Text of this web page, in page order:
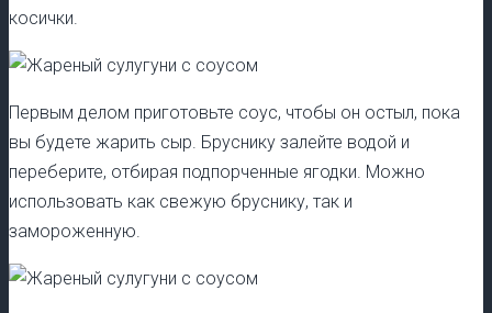
косички.
Первым делом приготовьте соус, чтобы он остыл, пока
вы будете жарить сыр. Бруснику залейте водой и
переберите, отбирая подпорченные ягодки. Можно
использовать как свежую бруснику, так и
замороженную.